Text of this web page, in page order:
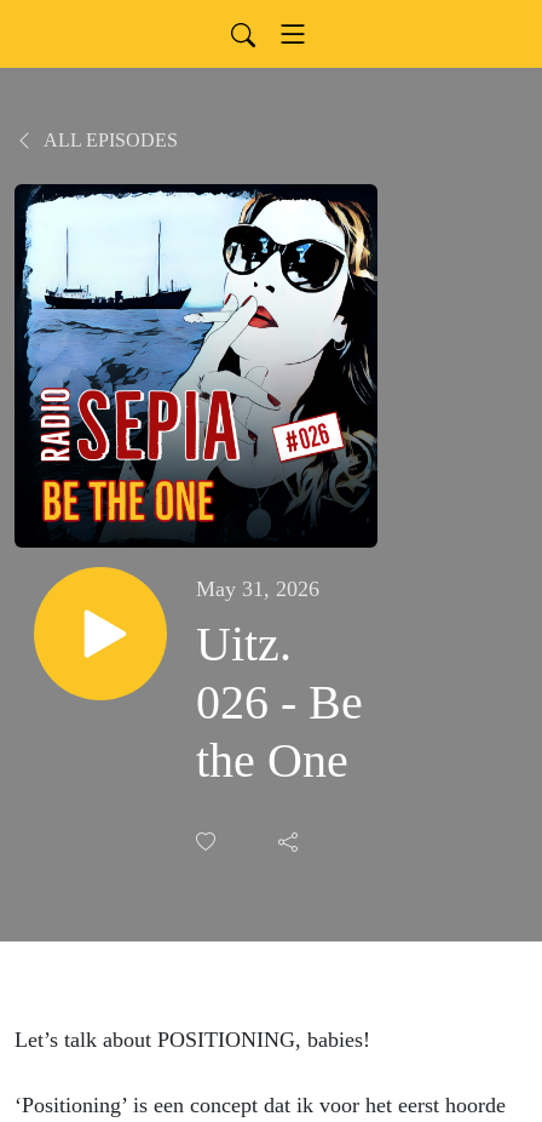
ALL EPISODES
May 31, 2026
Uitz.
026 - Be
the One
Let’s talk about POSITIONING, babies!
‘Positioning’ is een concept dat ik voor het eerst hoorde